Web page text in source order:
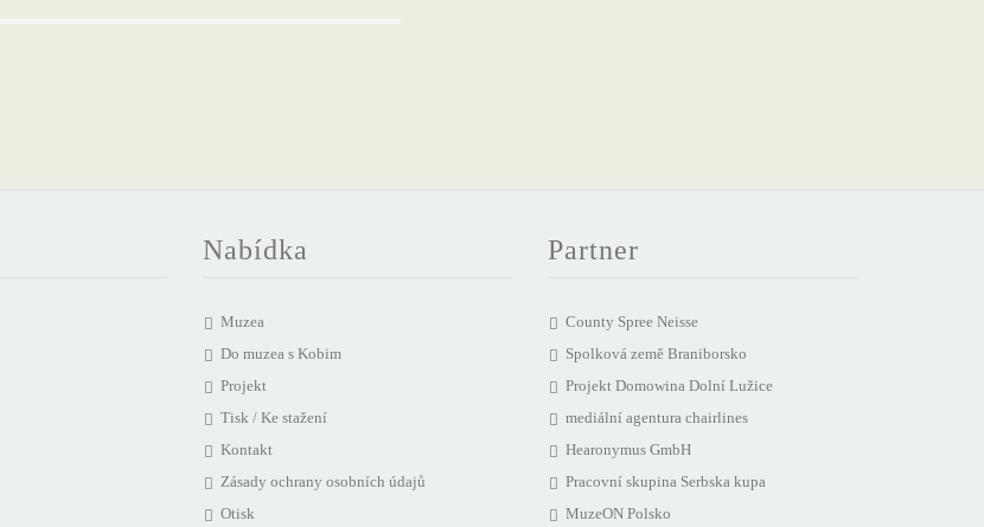
Nabídka
Muzea
Do muzea s Kobim
Projekt
Tisk / Ke stažení
Kontakt
Zásady ochrany osobních údajů
Otisk
Partner
County Spree Neisse
Spolková země Braniborsko
Projekt Domowina Dolní Lužice
mediální agentura chairlines
Hearonymus GmbH
Pracovní skupina Serbska kupa
MuzeON Polsko